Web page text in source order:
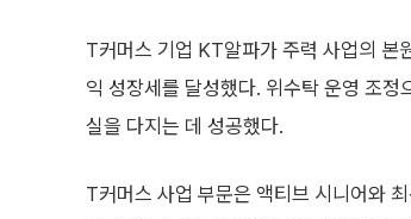
T커머스 기업 KT알파가 주력 사업의 본
익 성장세를 달성했다. 위수탁 운영 조
실을 다지는 데 성공했다.
T커머스 사업 부문은 액티브 시니어와